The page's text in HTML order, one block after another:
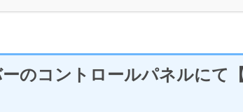
のコントロールパネルにて